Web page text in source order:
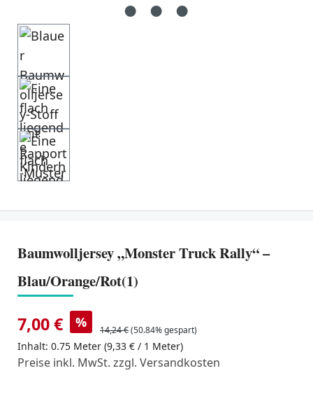
Baumwolljersey „Monster Truck Rally“ –
Blau/Orange/Rot(1)
7,00 € % 14,24 €(50.84% gespart)
Inhalt: 0.75 Meter (9,33 € / 1 Meter)
Preise inkl. MwSt. zzgl. Versandkosten